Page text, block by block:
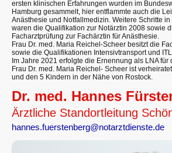
ersten klinischen Erfahrungen wurden im
Hamburg gesammelt, hier entflammte auch die
Anästhesie und Notfallmedizin. Weitere Schritte
waren die Qualifikation zur Notärztin 2008 sowie
Facharztprüfung zur Fachärztin für Anästhesie.
Frau Dr. med. Maria Reichel-Scheer besitzt die
sowie die Qualifikationen Intensivtransport und
Im Jahre 2021 erfolgte die Ernennung als LNA für
Frau Dr. med. Maria Reichel- Scheer ist
und den 5 Kindern in der Nähe von Rostock.
Dr. med. Hannes
Ärztliche Standortleitung
hannes.fuerstenberg@notarztdienste.de